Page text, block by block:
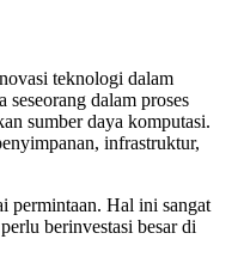
teknologi dalam
dalam proses
sumber daya komputasi.
infrastruktur,
permintaan. Hal ini sangat
berinvestasi besar di